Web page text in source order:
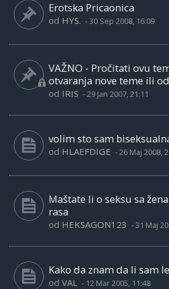
Erotska Pricaonica
od HYS. -30 Sep 2008, 16:09
VAŽNO - Pročitati ovu
otvaranja nove teme ili
od IRIS -29 Jan 2007, 21:11
volim sto sam
od HLAEFDIGE -26 Maj 2008,
Maštate li o seksu sa
rasa
od HEKSAGON123 -31 Maj
Kako da znam da li sam
od VAL - 12 Mar 2005, 11:48